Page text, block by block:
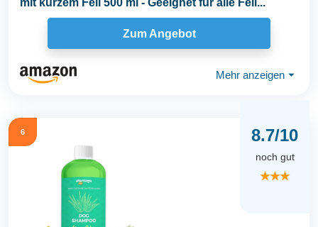
mit kurzem Fell 500 ml - Geeignet für alle Fell...
Zum Angebot
Mehr anzeigen ⏷
6 8.7/10
noch gut
★★★